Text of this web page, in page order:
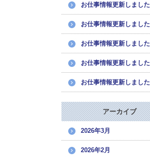
お仕事情報更新しました
お仕事情報更新しました
お仕事情報更新しました
お仕事情報更新しました
お仕事情報更新しました
アーカイブ
2026年3月
2026年2月